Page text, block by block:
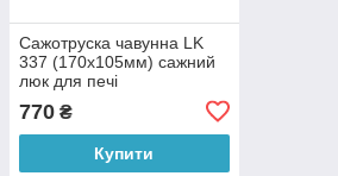
Сажотруска чавунна LK
337 (170х105мм) сажний
люк для печі
770 ₴
Купити